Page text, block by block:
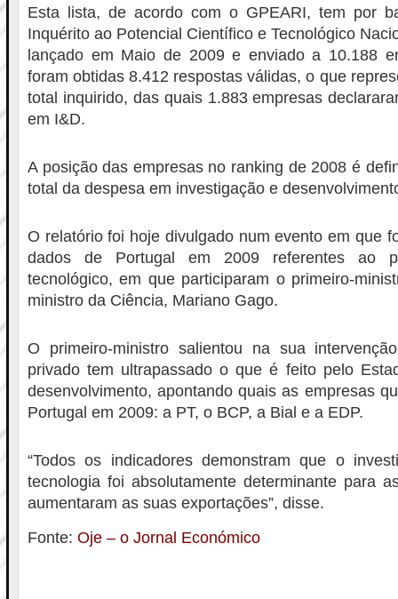
Esta lista, de acordo com o GPEARI, tem por
Inquérito ao Potencial Científico e Tecnológico
lançado em Maio de 2009 e enviado a 10.188
foram obtidas 8.412 respostas válidas, o que
total inquirido, das quais 1.883 empresas
em I&D.
A posição das empresas no ranking de 2008 é
total da despesa em investigação e
O relatório foi hoje divulgado num evento em que
dados de Portugal em 2009 referentes ao
tecnológico, em que participaram o primeiro-
ministro da Ciência, Mariano Gago.
O primeiro-ministro salientou na sua
privado tem ultrapassado o que é feito pelo
desenvolvimento, apontando quais as empresas
Portugal em 2009: a PT, o BCP, a Bial e a EDP.
“Todos os indicadores demonstram que o
tecnologia foi absolutamente determinante para
aumentaram as suas exportações”, disse.
Fonte: Oje – o Jornal Económico